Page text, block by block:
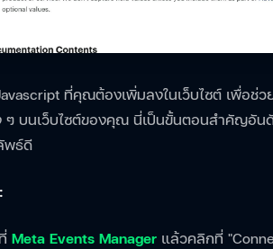
ที่คุณต้องเพิ่มลงในเว็บไซต์ เพื่อช่
ๆ บนเว็บไซต์ของคุณ นี่เป็นขั้นตอนสำคัญอั
พธ์ดี
Meta Events Manager แล้วคลิกที่